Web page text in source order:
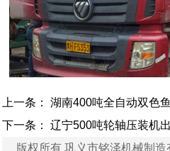
上一条： 湖南400吨全自动双色
下一条： 辽宁500吨轮轴压装机
版权所有 巩义市铭泽机械制造